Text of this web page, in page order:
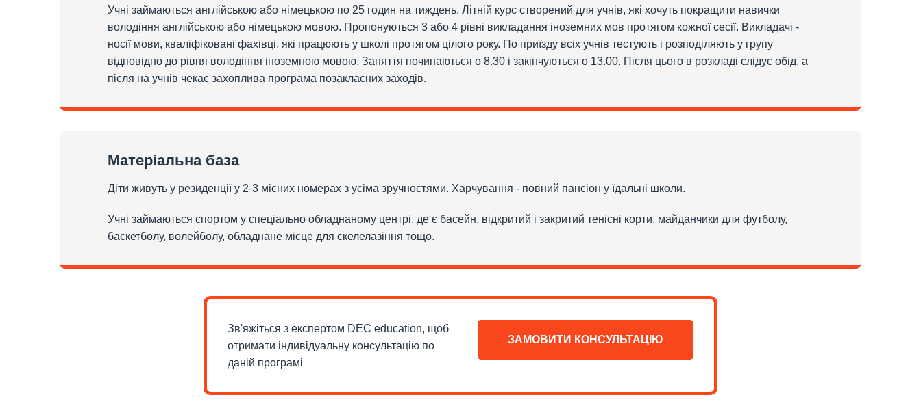
Учні займаються англійською або німецькою по 25 годин на тиждень. Літній курс створений для учнів, які хочуть покращити навички
володіння англійською або німецькою мовою. Пропонуються 3 або 4 рівні викладання іноземних мов протягом кожної сесії. Викладачі -
носії мови, кваліфіковані фахівці, які працюють у школі протягом цілого року. По приїзду всіх учнів тестують і розподіляють у групу
відповідно до рівня володіння іноземною мовою. Заняття починаються о 8.30 і закінчуються о 13.00. Після цього в розкладі слідує обід, а
після на учнів чекає захоплива програма позакласних заходів.
Матеріальна база
Діти живуть у резиденції у 2-3 місних номерах з усіма зручностями. Харчування - повний пансіон у їдальні школи.
Учні займаються спортом у спеціально обладнаному центрі, де є басейн, відкритий і закритий тенісні корти, майданчики для футболу,
баскетболу, волейболу, обладнане місце для скелелазіння тощо.
Зв'яжіться з експертом DEC education, щоб
отримати індивідуальну консультацію по
даній програмі
ЗАМОВИТИ КОНСУЛЬТАЦІЮ